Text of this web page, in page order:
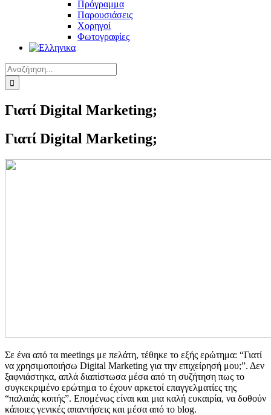
Πρόγραμμα
Παρουσιάσεις
Χορηγοί
Φωτογραφίες
Αναζήτηση
για:
Γιατί Digital Marketing;
Γιατί Digital Marketing;
Σε ένα από τα meetings με πελάτη, τέθηκε το εξής ερώτημα: “Γιατί
να χρησιμοποιήσω Digital Marketing για την επιχείρησή μου;”. Δεν
ξαφνιάστηκα, απλά διαπίστωσα μέσα από τη συζήτηση πως το
συγκεκριμένο ερώτημα το έχουν αρκετοί επαγγελματίες της
“παλαιάς κοπής”. Επομένως είναι και μια καλή ευκαιρία, να δοθούν
κάποιες γενικές απαντήσεις και μέσα από το blog.